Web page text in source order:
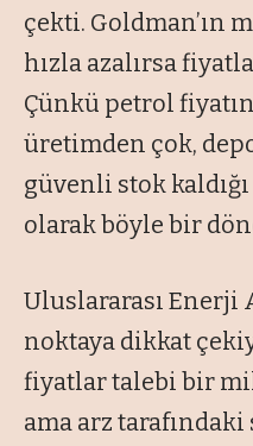
çekti. Goldman’ın
hızla azalırsa
Çünkü petrol
üretimden çok,
güvenli stok
olarak böyle bir
Uluslararası Enerji
noktaya dikkat
fiyatlar talebi bir
ama arz tarafındaki